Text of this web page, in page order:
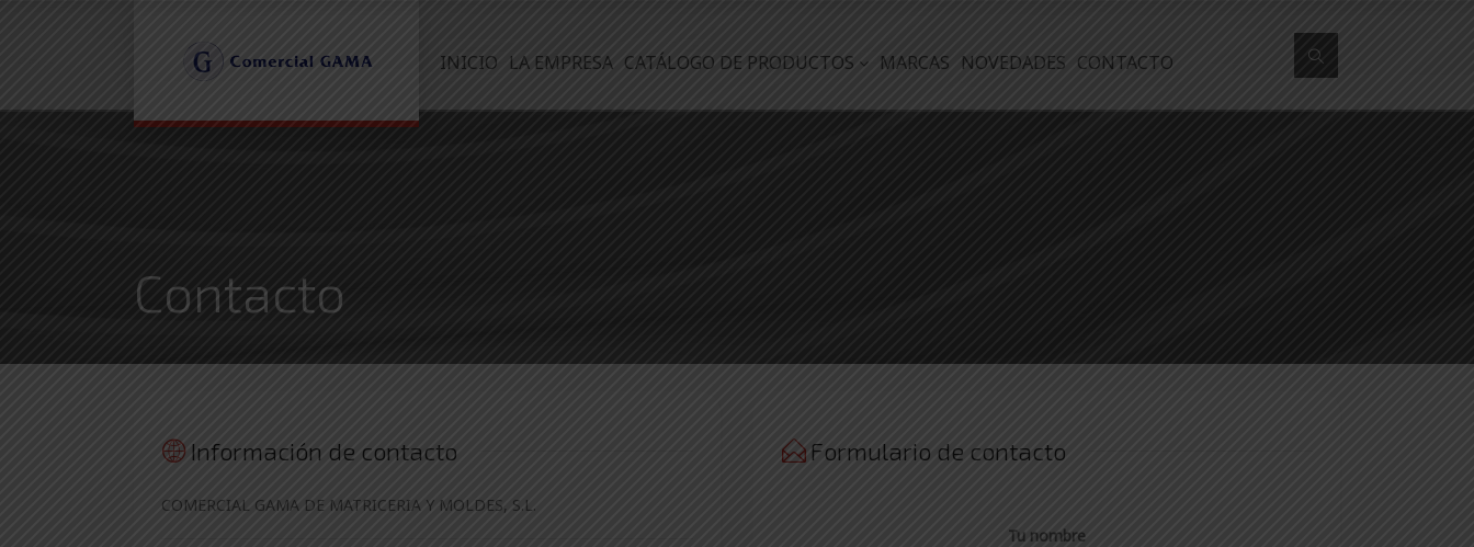
INICIO LA EMPRESA CATÁLOGO DE PRODUCTOS MARCAS NOVEDADES CONTACTO
Contacto
Información de contacto
COMERCIAL GAMA DE MATRICERIA Y MOLDES, S.L.
Formulario de contacto
Tu nombre